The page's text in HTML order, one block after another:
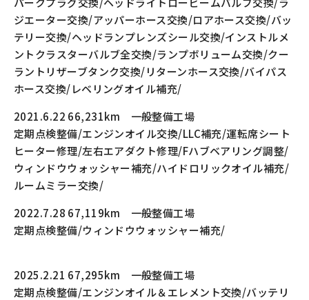
ジエーター交換/アッパーホース交換/ロアホース交換/バッ
テリー交換/ヘッドランプレンズシール交換/インストルメ
ントクラスターバルブ全交換/ランプボリューム交換/クー
ラントリザーブタンク交換/リターンホース交換/バイパス
ホース交換/レベリングオイル補充/
2021.6.22 66,231km 一般整備工場
定期点検整備/エンジンオイル交換/LLC補充/運転席シート
ヒーター修理/左右エアダクト修理/Fハブベアリング調整/
ウィンドウウォッシャー補充/ハイドロリックオイル補充/
ルームミラー交換/
2022.7.28 67,119km 一般整備工場
定期点検整備/ウィンドウウォッシャー補充/
2025.2.21 67,295km 一般整備工場
定期点検整備/エンジンオイル＆エレメント交換/バッテリ